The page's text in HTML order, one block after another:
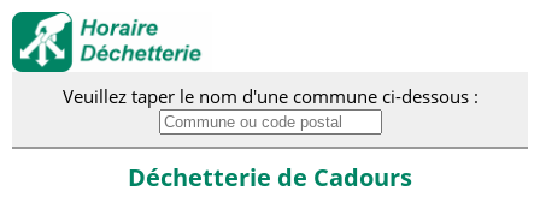
Veuillez taper le nom d'une commune ci-dessous :
Déchetterie de Cadours